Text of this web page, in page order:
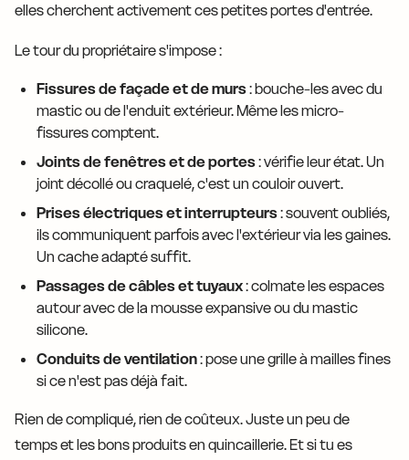
elles cherchent activement ces petites portes d'entrée.
Le tour du propriétaire s'impose :
Fissures de façade et de murs: bouche-les avec du
mastic ou de l'enduit extérieur. Même les micro-
fissures comptent.
Joints de fenêtres et de portes: vérifie leur état. Un
joint décollé ou craquelé, c'est un couloir ouvert.
Prises électriques et interrupteurs: souvent oubliés,
ils communiquent parfois avec l'extérieur via les gaines.
Un cache adapté suffit.
Passages de câbles et tuyaux: colmate les espaces
autour avec de la mousse expansive ou du mastic
silicone.
Conduits de ventilation: pose une grille à mailles fines
si ce n'est pas déjà fait.
Rien de compliqué, rien de coûteux. Juste un peu de
temps et les bons produits en quincaillerie. Et si tu es